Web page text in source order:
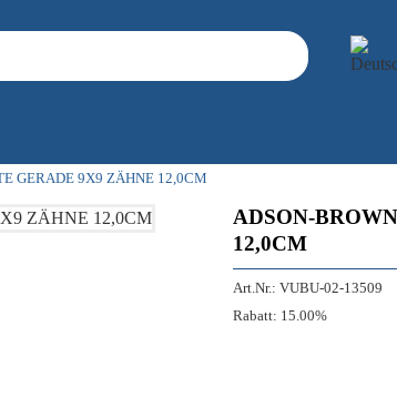
GERADE 9X9 ZÄHNE 12,0CM
ADSON-
12,0CM
Art.Nr.: VUBU-02-13509
Rabatt: 15.00%